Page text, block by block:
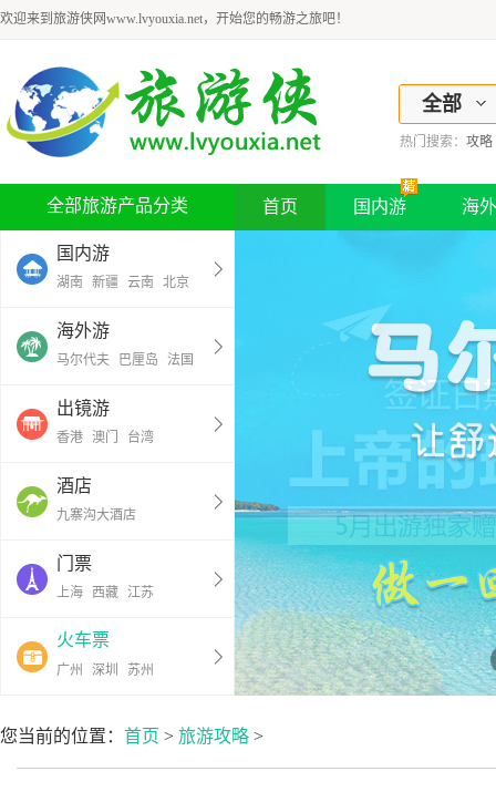
欢迎来到旅游侠网www.lvyouxia.net，开始您的畅游之旅吧！
全部
热门搜索： 攻略
全部旅游产品分类
国内游
湖南 新疆 云南 北京
海外游
马尔代夫 巴厘岛 法国
出镜游
香港 澳门 台湾
酒店
九寨沟大酒店
门票
上海 西藏 江苏
火车票
广州 深圳 苏州
首页 国内游 海
您当前的位置： 首页 > 旅游攻略 >